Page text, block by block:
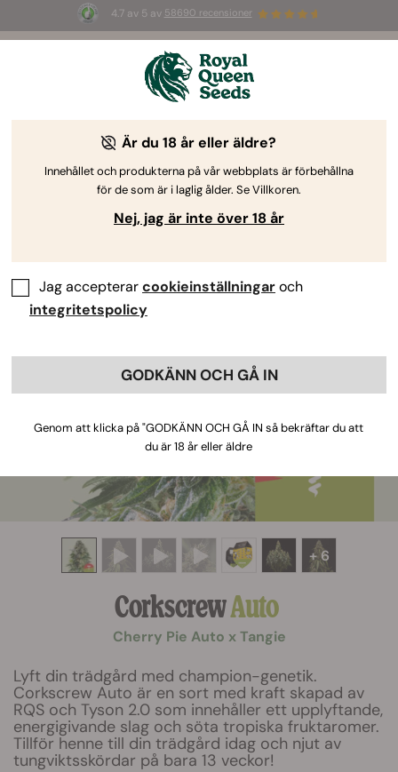
4.7 av 5 av 58690 recensioner
3 White Widow Auto-frönGRATIS för de
+ 6
CorkscrewAuto
Cherry Pie Auto x Tangie
Lyft din trädgård med champion-genetik.
Corkscrew Auto är en sort med kraft skapad av
RQS och Tyson 2.0 som innehåller ett upplyftande,
energigivande slag och söta tropiska fruktaromer.
Tillför henne till din trädgård idag och njut av
tungviktsskördar på bara 13 veckor!
Är du 18 år eller äldre?
Innehållet och produkterna på vår webbplats är förbehållna
för de som är i laglig ålder. Se Villkoren.
Nej, jag är inte över 18 år
Jag accepterarcookieinställningaroch
integritetspolicy
GODKÄNN OCH GÅ IN
Genom att klicka på "GODKÄNN OCH GÅ IN så bekräftar du att
du är 18 år eller äldre